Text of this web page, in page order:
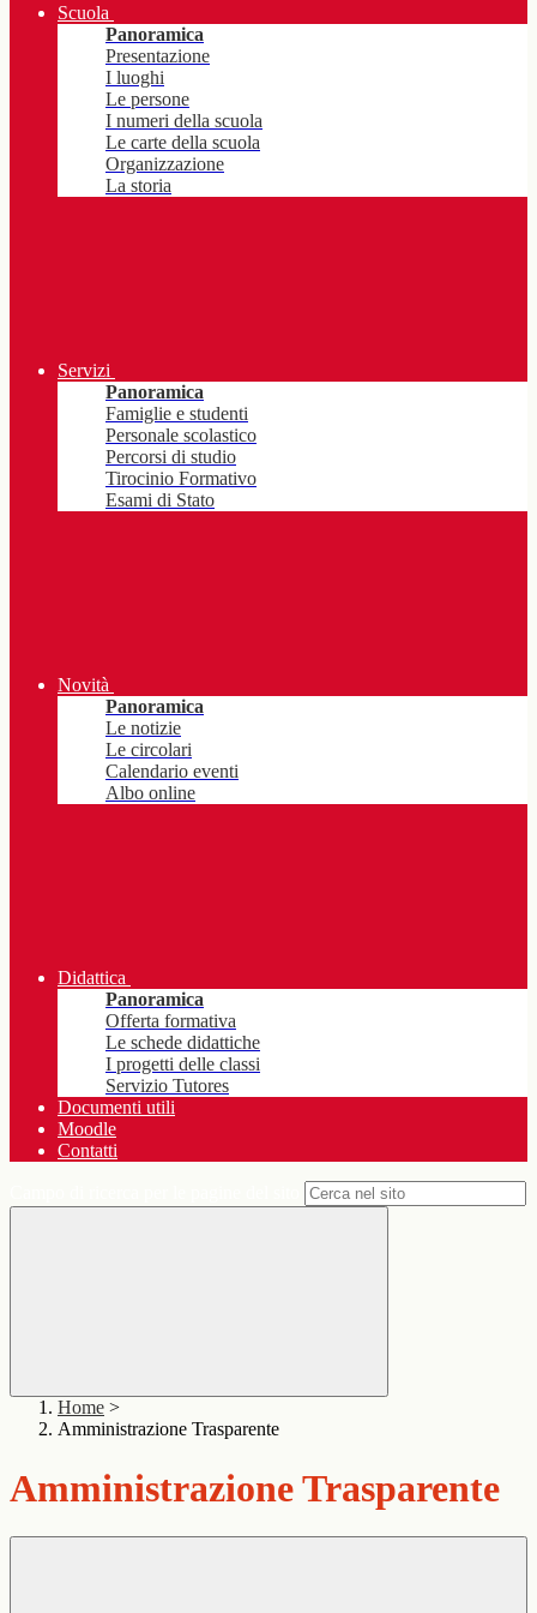
Scuola
Panoramica
Presentazione
I luoghi
Le persone
I numeri della scuola
Le carte della scuola
Organizzazione
La storia
Servizi
Panoramica
Famiglie e studenti
Personale scolastico
Percorsi di studio
Tirocinio Formativo
Esami di Stato
Novità
Panoramica
Le notizie
Le circolari
Calendario eventi
Albo online
Didattica
Panoramica
Offerta formativa
Le schede didattiche
I progetti delle classi
Servizio Tutores
Documenti utili
Moodle
Contatti
Home >
Amministrazione Trasparente
Amministrazione Trasparente